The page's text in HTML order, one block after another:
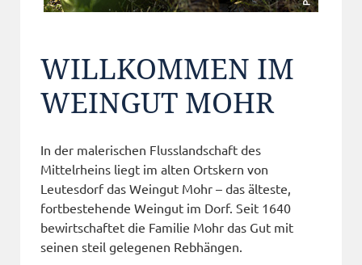
WILLKOMMEN IM
WEINGUT MOHR
In der malerischen Flusslandschaft des
Mittelrheins liegt im alten Ortskern von
Leutesdorf das Weingut Mohr – das älteste,
fortbestehende Weingut im Dorf. Seit 1640
bewirtschaftet die Familie Mohr das Gut mit
seinen steil gelegenen Rebhängen.